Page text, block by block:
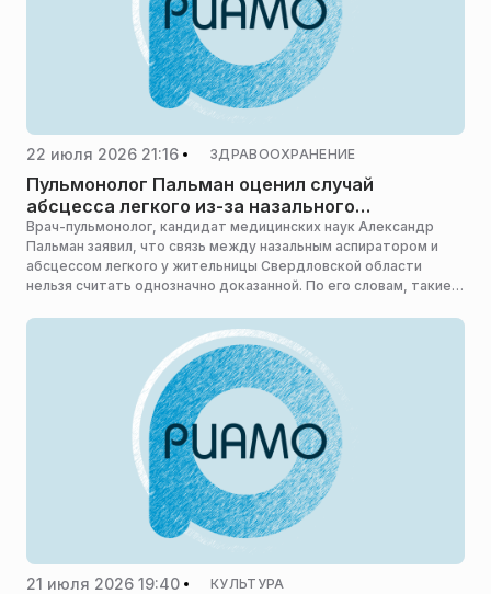
22 июля 2026 21:16 ЗДРАВООХРАНЕНИЕ
Пульмонолог Пальман оценил случай
абсцесса легкого из-за назального
аспиратора
Врач-пульмонолог, кандидат медицинских наук Александр
Пальман заявил, что связь между назальным аспиратором и
абсцессом легкого у жительницы Свердловской области
нельзя считать однозначно доказанной. По его словам, такие
сообщает «Вечерняя Москва».
21 июля 2026 19:40 КУЛЬТУРА